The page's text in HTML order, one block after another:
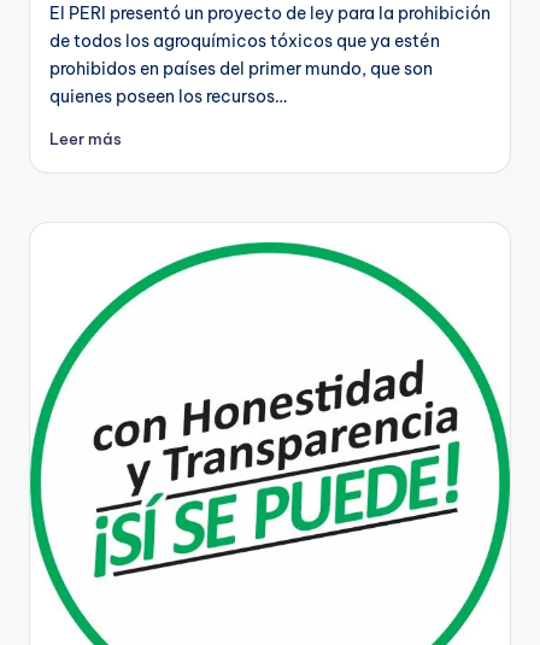
El PERI presentó un proyecto de ley para la prohibición
de todos los agroquímicos tóxicos que ya estén
prohibidos en países del primer mundo, que son
quienes poseen los recursos…
Leer más